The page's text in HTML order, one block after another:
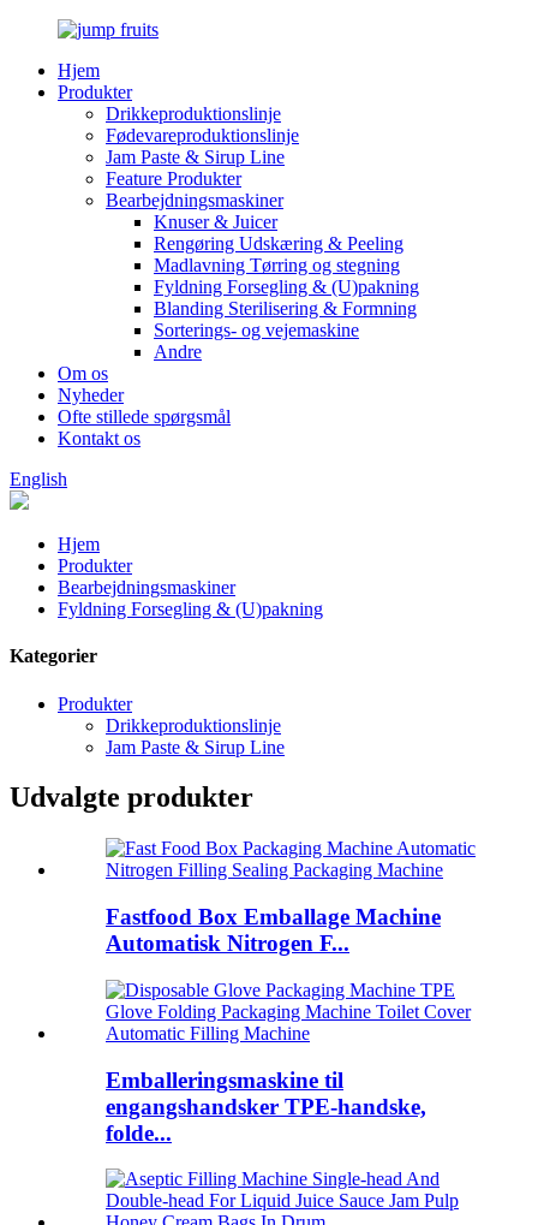
Hjem
Produkter
Drikkeproduktionslinje
Fødevareproduktionslinje
Jam Paste & Sirup Line
Feature Produkter
Bearbejdningsmaskiner
Knuser & Juicer
Rengøring Udskæring & Peeling
Madlavning Tørring og stegning
Fyldning Forsegling & (U)pakning
Blanding Sterilisering & Formning
Sorterings- og vejemaskine
Andre
Om os
Nyheder
Ofte stillede spørgsmål
Kontakt os
English
Hjem
Produkter
Bearbejdningsmaskiner
Fyldning Forsegling & (U)pakning
Kategorier
Produkter
Drikkeproduktionslinje
Jam Paste & Sirup Line
Udvalgte produkter
Fastfood Box Emballage Machine
Automatisk Nitrogen F...
Emballeringsmaskine til
engangshandsker TPE-handske,
folde...